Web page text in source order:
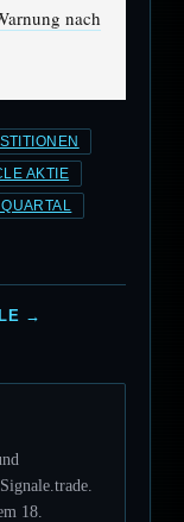
nach
AKTIE
→
18.